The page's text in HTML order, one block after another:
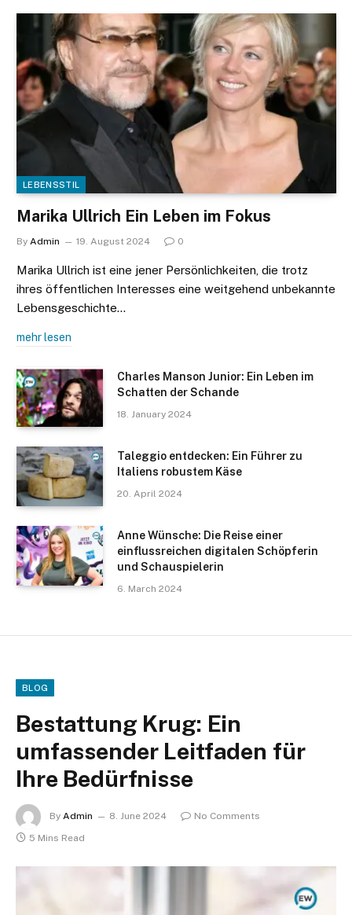
LEBENSSTIL
Marika Ullrich Ein Leben im Fokus
By Admin 19. August 2024 0
Marika Ullrich ist eine jener Persönlichkeiten, die trotz
ihres öffentlichen Interesses eine weitgehend unbekannte
Lebensgeschichte…
mehr lesen
Charles Manson Junior: Ein Leben im
Schatten der Schande
18. January 2024
Taleggio entdecken: Ein Führer zu
Italiens robustem Käse
20. April 2024
Anne Wünsche: Die Reise einer
einflussreichen digitalen Schöpferin
und Schauspielerin
6. March 2024
BLOG
Bestattung Krug: Ein
umfassender Leitfaden für
Ihre Bedürfnisse
By Admin 8. June 2024
No Comments
5 Mins Read